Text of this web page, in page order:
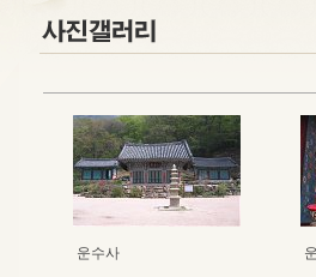
운수사